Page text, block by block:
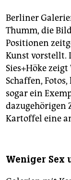
Berliner
Thumm, die
Positionen
Kunst vorstellt.
Sies+Höke
Schaffen,
sogar ein
dazugehörigen
Kartoffel eine
Weniger Sex